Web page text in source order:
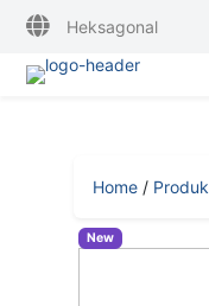
Heksagonal
Home / Produk
New